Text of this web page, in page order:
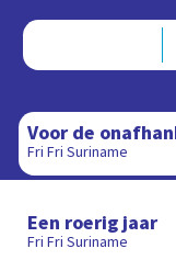
Type videos
Voor de
Fri Fri Suriname
Een roerig jaar
Fri Fri Suriname
18:05